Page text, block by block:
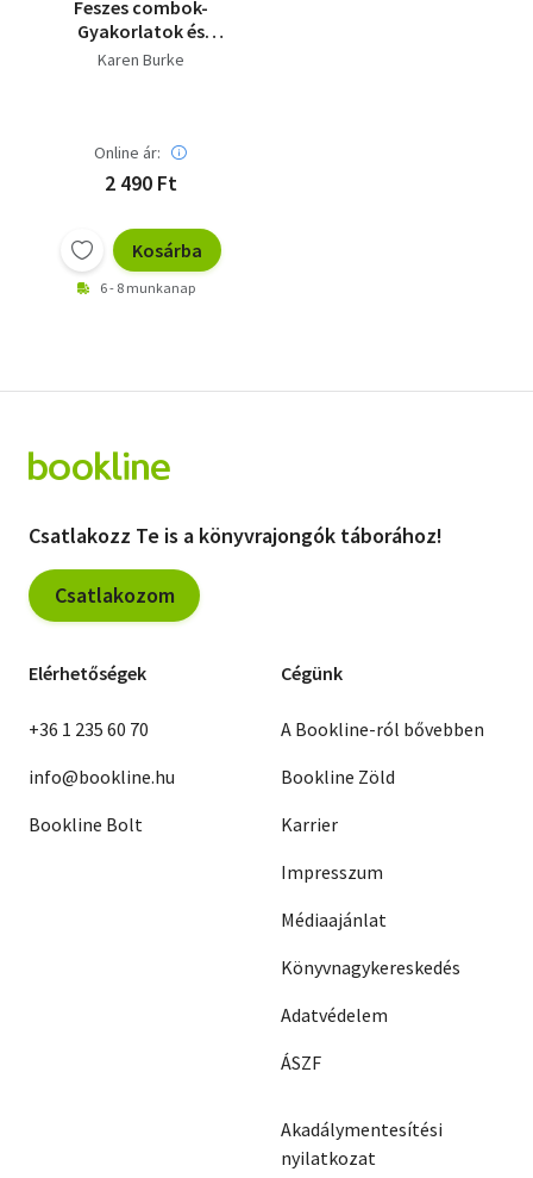
Feszes combok-
Gyakorlatok és
receptek a narancsbőr
Karen Burke
Online ár:
2 490 Ft
Kosárba
6 - 8 munkanap
Csatlakozz Te is a könyvrajongók táborához!
Csatlakozom
Elérhetőségek
+36 1 235 60 70
info@bookline.hu
Bookline Bolt
Cégünk
A Bookline-ról bővebben
Bookline Zöld
Karrier
Impresszum
Médiaajánlat
Könyvnagykereskedés
Adatvédelem
ÁSZF
Akadálymentesítési
nyilatkozat